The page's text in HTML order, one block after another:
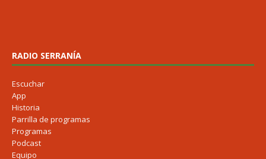
RADIO SERRANÍA
Escuchar
App
Historia
Parrilla de programas
Programas
Podcast
Equipo